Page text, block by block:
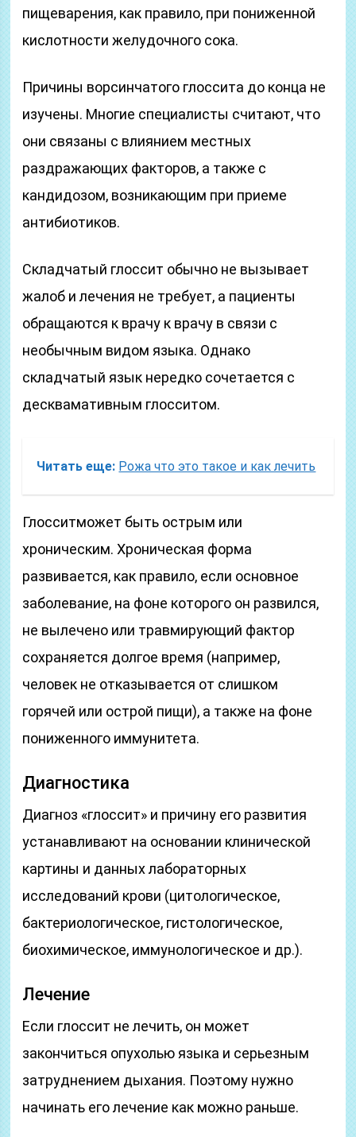
пищеварения, как правило, при пониженной
кислотности желудочного сока.
Причины ворсинчатого глоссита до конца не
изучены. Многие специалисты считают, что
они связаны с влиянием местных
раздражающих факторов, а также с
кандидозом, возникающим при приеме
антибиотиков.
Складчатый глоссит обычно не вызывает
жалоб и лечения не требует, а пациенты
обращаются к врачу к врачу в связи с
необычным видом языка. Однако
складчатый язык нередко сочетается с
десквамативным глосситом.
Читать еще: Рожа что это такое и как лечить
Глосситможет быть острым или
хроническим. Хроническая форма
развивается, как правило, если основное
заболевание, на фоне которого он развился,
не вылечено или травмирующий фактор
сохраняется долгое время (например,
человек не отказывается от слишком
горячей или острой пищи), а также на фоне
пониженного иммунитета.
Диагностика
Диагноз «глоссит» и причину его развития
устанавливают на основании клинической
картины и данных лабораторных
исследований крови (цитологическое,
бактериологическое, гистологическое,
биохимическое, иммунологическое и др.).
Лечение
Если глоссит не лечить, он может
закончиться опухолью языка и серьезным
затруднением дыхания. Поэтому нужно
начинать его лечение как можно раньше.